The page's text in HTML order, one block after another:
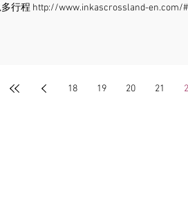
行程 http://www.inkascrossland-en.com/
18 19 20 21